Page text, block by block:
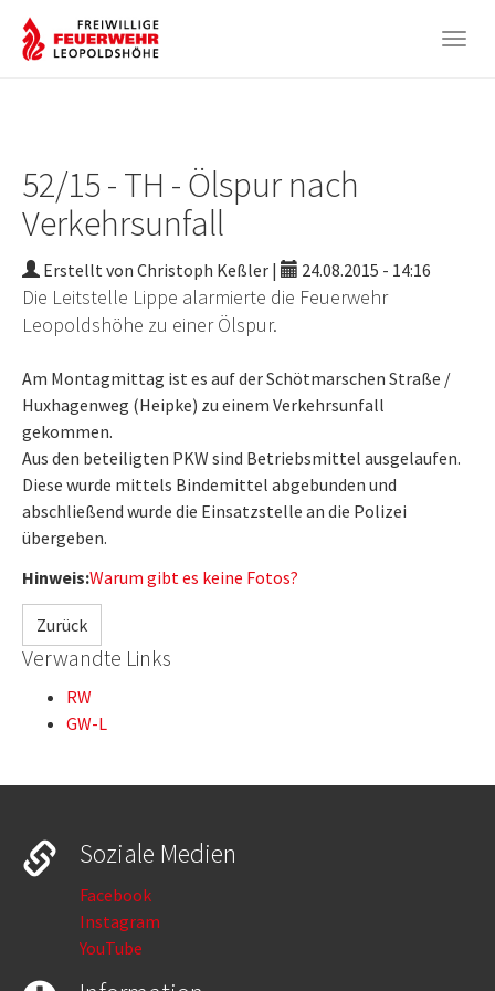
52/15 - TH - Ölspur nach
Verkehrsunfall
Erstellt von Christoph Keßler | 24.08.2015 - 14:16
Die Leitstelle Lippe alarmierte die Feuerwehr
Leopoldshöhe zu einer Ölspur.
Am Montagmittag ist es auf der Schötmarschen Straße /
Huxhagenweg (Heipke) zu einem Verkehrsunfall
gekommen.
Aus den beteiligten PKW sind Betriebsmittel ausgelaufen.
Diese wurde mittels Bindemittel abgebunden und
abschließend wurde die Einsatzstelle an die Polizei
übergeben.
Hinweis:Warum gibt es keine Fotos?
Zurück
Verwandte Links
RW
GW-L
Soziale Medien
Facebook
Instagram
YouTube